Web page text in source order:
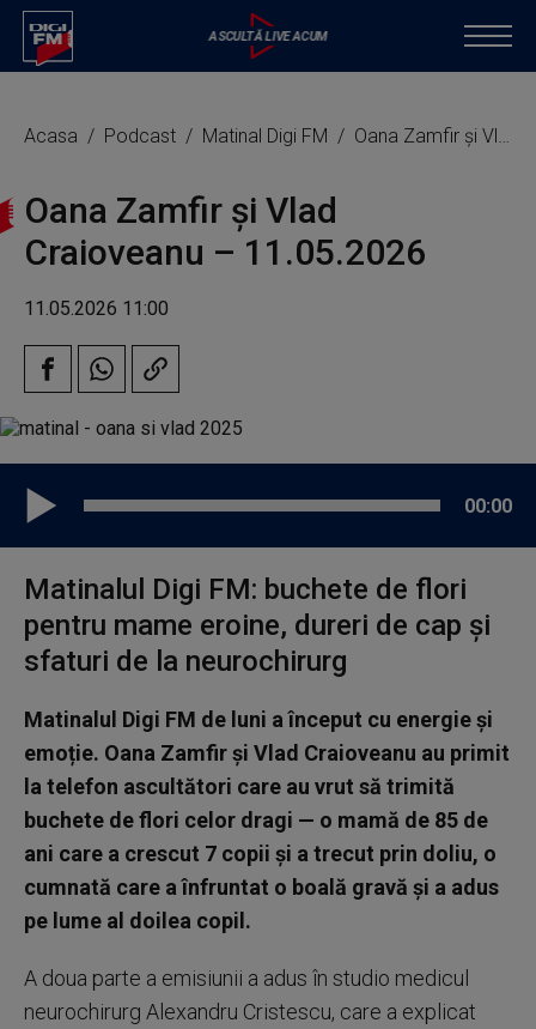
Acasa Podcast Matinal Digi FM Oana Zamfir și Vlad Craioveanu – 11.05.2026
Oana Zamfir și Vlad
Craioveanu – 11.05.2026
11.05.2026 11:00
00:00
Matinalul Digi FM: buchete de flori
pentru mame eroine, dureri de cap și
sfaturi de la neurochirurg
Matinalul Digi FM de luni a început cu energie și
emoție. Oana Zamfir și Vlad Craioveanu au primit
la telefon ascultători care au vrut să trimită
buchete de flori celor dragi — o mamă de 85 de
ani care a crescut 7 copii și a trecut prin doliu, o
cumnată care a înfruntat o boală gravă și a adus
pe lume al doilea copil.
A doua parte a emisiunii a adus în studio medicul
neurochirurg Alexandru Cristescu, care a explicat